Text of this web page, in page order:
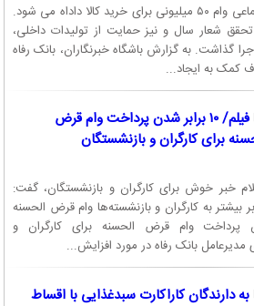
کنون همواره خدمت رسانی به آحاد مردم و جلب
قرار داده و در این راستا با بهره‌گیری از
سایه اخلاق حرفه ای به تلاش در جهت پیشرفت
و بهبود شبکه شعب، طراحی و ارائه خدمات
بانک در سال‌های اخیر می‌توان به کسب رتبه
مشتریان در گروه بانک و بیمه در سال‌های
متوالی، استقرار سیستم مدیریت کیفیت بر اساس استاندارد iso 9001 و
اخذ گواهینامه مربوطه به عنوان اولین بانک خاورمیانه در سال ۱۳۷۸ و تداوم
به مستمری بگیران تامین اجتماعی وام ۵۰ میلیونی برای خرید کالا داداه می شود.
تحقق شعار سال و نیز حمایت از تولیدات داخلی،
گذاشت. به گزارش باشگاه خبرنگاران، بانک رفاه
کمک به ایجاد...
فیلم/ ۱۰ برابر شدن پرداخت وام قرض
برای کارگران و بازنشستگان
خبر خوش برای کارگران و بازنشستگان، گفت:
امسال بتوانیم ۱۰ برابر بیشتر به کارگران و بازنشسته‌ها وام قرض الحسنه
برابر شدن پرداخت وام قرض الحسنه برای کارگران و
بانک رفاه در مورد افزایش...
به دارندگان کاراکارت سبدغذایی با اقساط